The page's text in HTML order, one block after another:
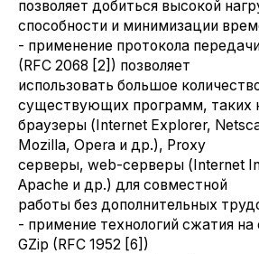
позволяет добиться высокой
способности и минимизации
- применение протокола
(RFC 2068 [2]) позволяет
использовать большое
существующих программ, таких
браузеры (Internet Explorer,
Mozilla, Opera и др.), Proxy
серверы, web-серверы (Internet
Apache и др.) для совместной
работы без дополнительных
- примение технологий сжатия на
GZip (RFC 1952 [6])